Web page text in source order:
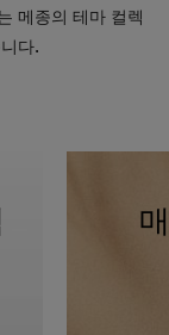
메종의 테마 컬렉
다.